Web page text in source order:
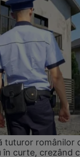
tuturor românilor
în curte, crezând